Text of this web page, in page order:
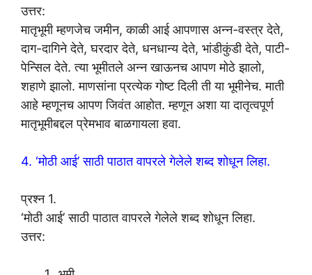
उत्तर:
मातृभूमी म्हणजेच जमीन, काळी आई आपणास अन्न-वस्त्र देते,
दाग-दागिने देते, घरदार देते, धनधान्य देते, भांडीकुंडी देते, पाटी-
पेन्सिल देते. त्या भूमीतले अन्न खाऊनच आपण मोठे झालो,
शहाणे झालो. माणसांना प्रत्येक गोष्ट दिली ती या भूमीनेच. माती
आहे म्हणूनच आपण जिवंत आहोत. म्हणून अशा या दातृत्वपूर्ण
मातृभूमीबद्दल प्रेमभाव बाळगायला हवा.
4. ‘मोठी आई’ साठी पाठात वापरले गेलेले शब्द शोधून लिहा.
प्रश्न 1.
‘मोठी आई’ साठी पाठात वापरले गेलेले शब्द शोधून लिहा.
उत्तर: